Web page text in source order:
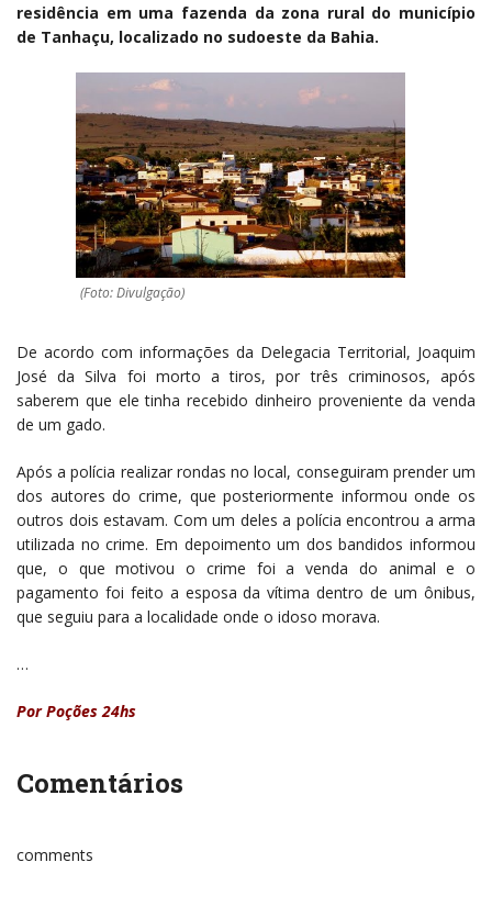
residência em uma fazenda da zona rural do município
de Tanhaçu, localizado no sudoeste da Bahia.
(Foto: Divulgação)
De acordo com informações da Delegacia Territorial, Joaquim
José da Silva foi morto a tiros, por três criminosos, após
saberem que ele tinha recebido dinheiro proveniente da venda
de um gado.
Após a polícia realizar rondas no local, conseguiram prender um
dos autores do crime, que posteriormente informou onde os
outros dois estavam. Com um deles a polícia encontrou a arma
utilizada no crime. Em depoimento um dos bandidos informou
que, o que motivou o crime foi a venda do animal e o
pagamento foi feito a esposa da vítima dentro de um ônibus,
que seguiu para a localidade onde o idoso morava.
…
Por Poções 24hs
Comentários
comments